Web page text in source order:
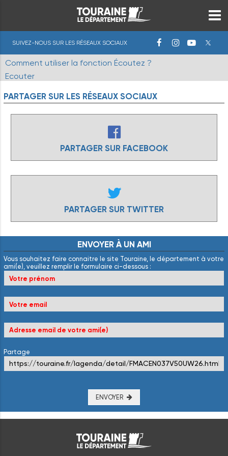
SUIVEZ-NOUS SUR LES RÉSEAUX SOCIAUX
Comment utiliser la fonction Écoutez ?
Ecouter
PARTAGER SUR LES RÉSEAUX SOCIAUX
PARTAGER SUR FACEBOOK
PARTAGER SUR TWITTER
ENVOYER À UN AMI
Vous souhaitez faire connaitre le site Touraine, le département à votre
ami(e), veuillez remplir le formulaire ci-dessous :
Partage
ENVOYER